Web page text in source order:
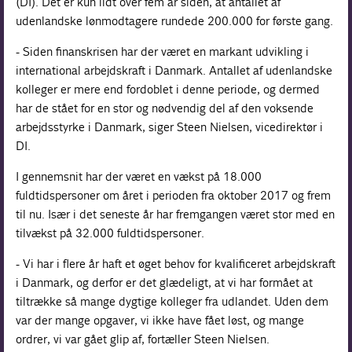
udenlandske lønmodtagere rundede 200.000 for første gang.
- Siden finanskrisen har der været en markant udvikling i
international arbejdskraft i Danmark. Antallet af udenlandske
kolleger er mere end fordoblet i denne periode, og dermed
har de stået for en stor og nødvendig del af den voksende
arbejdsstyrke i Danmark, siger Steen Nielsen, vicedirektør i
DI.
I gennemsnit har der været en vækst på 18.000
fuldtidspersoner om året i perioden fra oktober 2017 og frem
til nu. Især i det seneste år har fremgangen været stor med en
tilvækst på 32.000 fuldtidspersoner.
- Vi har i flere år haft et øget behov for kvalificeret arbejdskraft
i Danmark, og derfor er det glædeligt, at vi har formået at
tiltrække så mange dygtige kolleger fra udlandet. Uden dem
var der mange opgaver, vi ikke have fået løst, og mange
ordrer, vi var gået glip af, fortæller Steen Nielsen.